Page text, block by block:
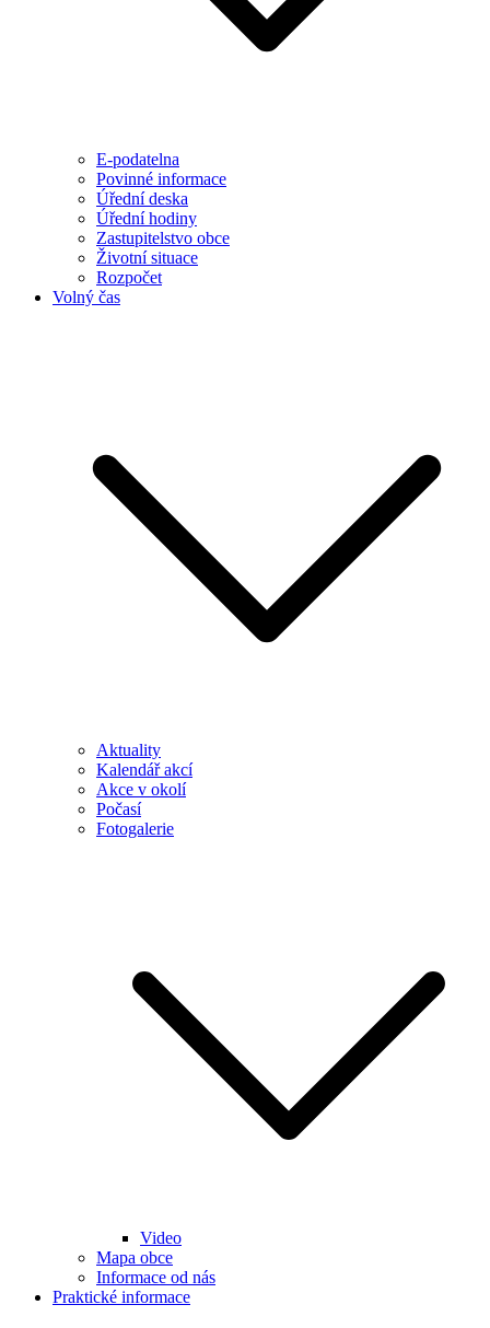
E-podatelna
Povinné informace
Úřední deska
Úřední hodiny
Zastupitelstvo obce
Životní situace
Rozpočet
Volný čas
Aktuality
Kalendář akcí
Akce v okolí
Počasí
Fotogalerie
Video
Mapa obce
Informace od nás
Praktické informace